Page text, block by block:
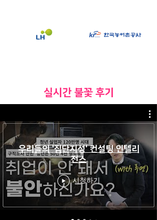
​실시간 불꽃 후기
우리들의 '집단지성' 컨설팅 인텔리
전스
시청하기